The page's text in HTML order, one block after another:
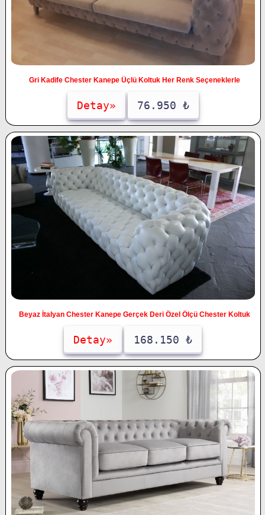
Gri Kadife Chester Kanepe Üçlü Koltuk Her Renk Seçeneklerle
Detay» 76.950 ₺
Beyaz İtalyan Chester Kanepe Gerçek Deri Özel Ölçü Chester Koltuk
Detay» 168.150 ₺